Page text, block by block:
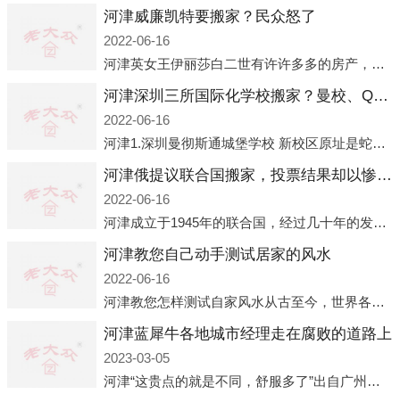
河津威廉凯特要搬家？民众怒了
2022-06-16
河津英女王伊丽莎白二世有许许多多的房产，遍布英国各地。而作为英女王的亲孙子、未来的英国国王，威廉王子自然也能享受到女王的房产。目前，威廉凯特以及三个孩子有两个经常居住的地点，一处是位于伦敦的肯辛顿宫，一处
河津深圳三所国际化学校搬家？曼校、QSI、南山中英文搬走了
2022-06-16
河津1.深圳曼彻斯通城堡学校 新校区原址是蛇口国际据悉，此次曼彻斯通城堡学校搬迁到蛇口新校区的开办与蛇口外籍人员子女学校（蛇口国际）有很大的关联。2021年，太子湾实验部就宣布在2022年正式并入蛇口外籍
河津俄提议联合国搬家，投票结果却以惨败收场
2022-06-16
河津成立于1945年的联合国，经过几十年的发展，如今拥有193个成员国。拥有如此众多会员国的联合国，可以说是世界上最具代表性的国际组织，也是世界上分量最重、有着较高话语权的国际组织。但以美国为首的西方国家
河津教您自己动手测试居家的风水
2022-06-16
河津教您怎样测试自家风水从古至今，世界各地的人们都在研究人在乾坤中的位置以及它们所形成的关系。通过探究季节转换、星象变化，并且在所观测到的自然规律的指导下，人们开始认识到居住在不同住宅中的人，其一生中的财
河津蓝犀牛各地城市经理走在腐败的道路上
2023-03-05
河津“这贵点的就是不同，舒服多了”出自广州运营邓经理的口中。2023年开年刚出来，三个司机（加盟蓝犀牛的个人队伍）便请广州经理去佛山娱乐场所大消费了一次，据知悉一晚消费达一万多，由三人平摊费用，燃鹅这样的